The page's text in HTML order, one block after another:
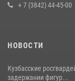
+ 7 (3842) 44-45-00
НОВОСТИ
Кузбасские
задержании фигур...